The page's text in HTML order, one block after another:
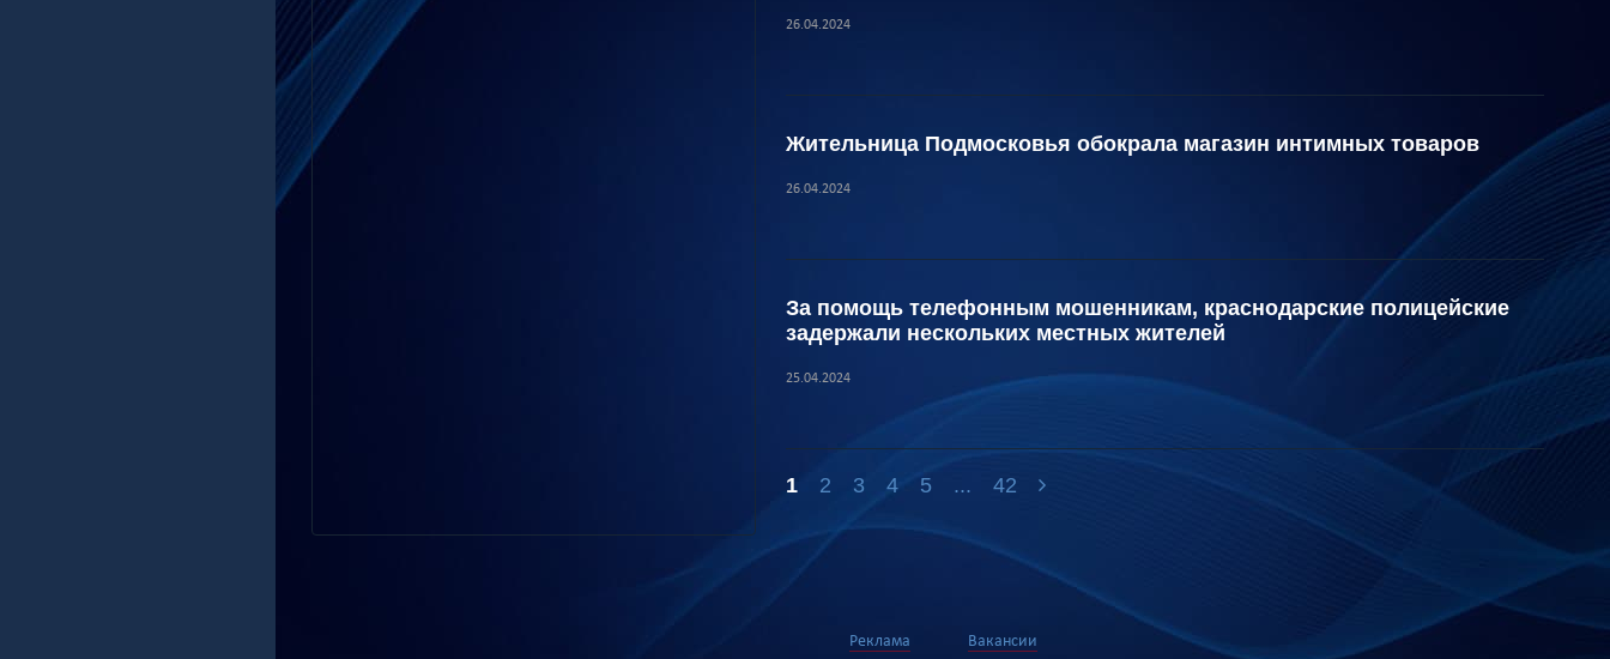
26.04.2024
Жительница Подмосковья обокрала магазин интимных товаров
26.04.2024
За помощь телефонным мошенникам, краснодарские полицейские
задержали нескольких местных жителей
25.04.2024
1 2 3 4 5 ... 42
Реклама Вакансии